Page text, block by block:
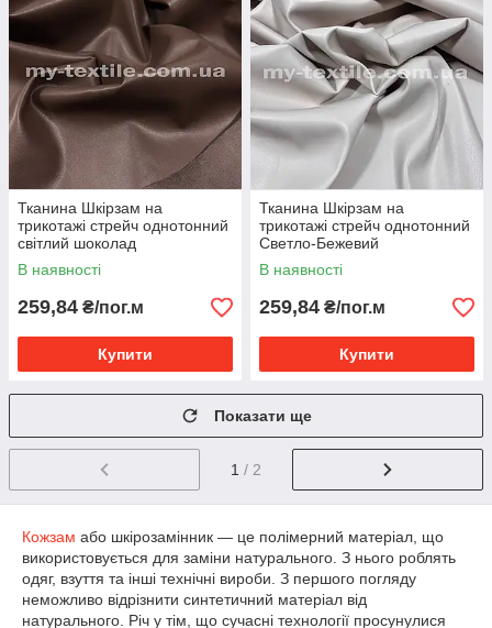
Тканина Шкірзам на
трикотажі стрейч однотонний
світлий шоколад
В наявності
259,84 ₴/пог.м
Купити
Тканина Шкірзам на
трикотажі стрейч однотонний
Светло-Бежевий
В наявності
259,84 ₴/пог.м
Купити
Показати ще
1 / 2
Кожзам або шкірозамінник — це полімерний матеріал, що
використовується для заміни натурального. З нього роблять
одяг, взуття та інші технічні вироби. З першого погляду
неможливо відрізнити синтетичний матеріал від
натурального. Річ у тім, що сучасні технології просунулися